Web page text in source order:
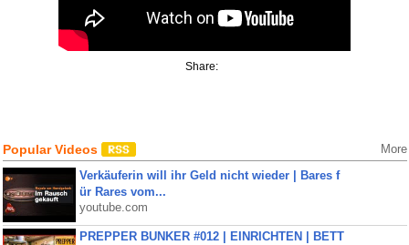
Share:
Popular Videos More
Verkäuferin will ihr Geld nicht wieder | Bares f
ür Rares vom...
youtube.com
PREPPER BUNKER #012 | EINRICHTEN | BETT